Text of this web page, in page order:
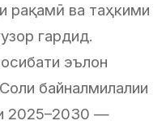
рақамӣ ва таҳкими
гардид.
эълон
байналмилалии
2025–2030 —